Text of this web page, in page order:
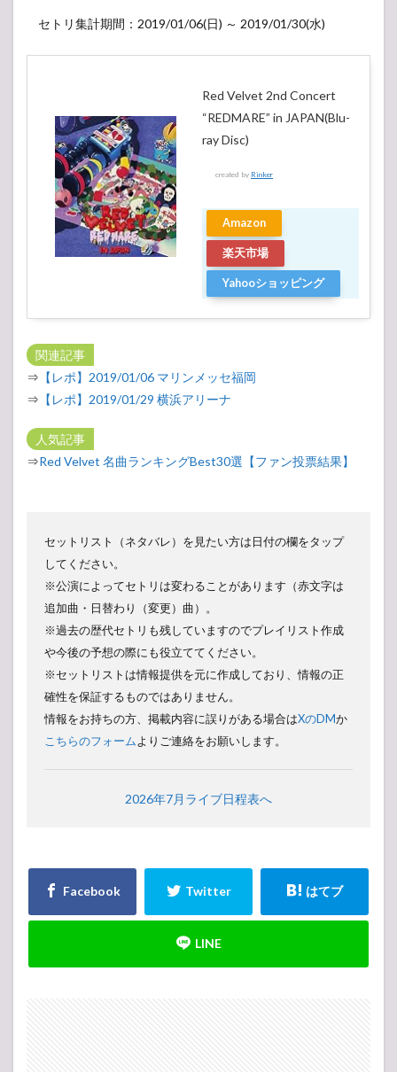
セトリ集計期間：2019/01/06(日) ～ 2019/01/30(水)
Red Velvet 2nd Concert
“REDMARE” in JAPAN(Blu-
ray Disc)
created by Rinker
Amazon
楽天市場
Yahooショッピング
関連記事
⇒ 【レポ】2019/01/06 マリンメッセ福岡
⇒ 【レポ】2019/01/29 横浜アリーナ
人気記事
⇒Red Velvet 名曲ランキングBest30選【ファン投票結果】
セットリスト（ネタバレ）を見たい方は日付の欄をタップ
してください。
※公演によってセトリは変わることがあります（赤文字は
追加曲・日替わり（変更）曲）。
※過去の歴代セトリも残していますのでプレイリスト作成
や今後の予想の際にも役立ててください。
※セットリストは情報提供を元に作成しており、情報の正
確性を保証するものではありません。
情報をお持ちの方、掲載内容に誤りがある場合はXのDMか
こちらのフォームよりご連絡をお願いします。
2026年7月ライブ日程表へ